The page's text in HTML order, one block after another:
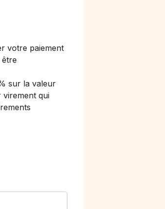
votre paiement
sur la valeur
qui